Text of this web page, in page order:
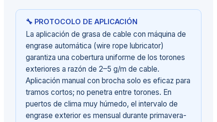
🔧 PROTOCOLO DE APLICACIÓN
La aplicación de grasa de cable con máquina de
engrase automática (wire rope lubricator)
garantiza una cobertura uniforme de los torones
exteriores a razón de 2–5 g/m de cable.
Aplicación manual con brocha solo es eficaz para
tramos cortos; no penetra entre torones. En
puertos de clima muy húmedo, el intervalo de
engrase exterior es mensual durante primavera-